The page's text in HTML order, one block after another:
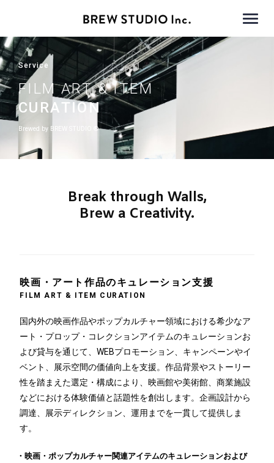
Service
FILM ART & ITEM
CURATION
Brewed by BREW STUDIO ®︎
Break through Walls,
Brew a Creativity.
映画・アート作品のキュレーション支援
FILM ART & ITEM CURATION
国内外の映画作品やポップカルチャー領域における希少なア
ート・プロップ・コレクションアイテムのキュレーションお
よび貸与を通じて、WEBプロモーション、キャンペーンやイ
ベント、展示空間の価値向上を支援。作品背景やストーリー
性を踏まえた選定・構成により、映画館や美術館、商業施設
などにおける体験価値と話題性を創出します。企画設計から
調達、展示ディレクション、運用までを一貫して提供しま
す。
映画・ポップカルチャー関連アイテムのキュレーションおよび